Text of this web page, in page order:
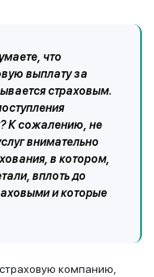
что
выплату за
страховым.
К сожалению, не
внимательно
в котором,
вплоть до
и которые
компанию,